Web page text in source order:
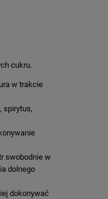
cukru.
w trakcie
spirytus,
swobodnie w
dolnego
dokonywać